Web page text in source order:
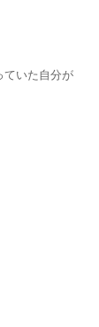
ていた自分が